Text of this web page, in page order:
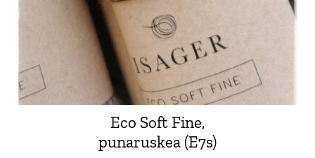
Eco Soft Fine,
punaruskea (E7s)